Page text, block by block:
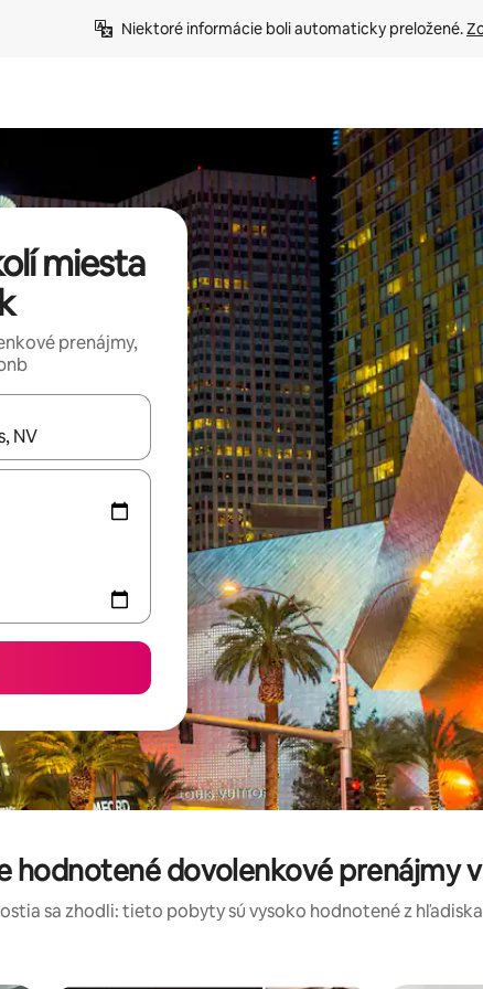
Niektoré informácie boli automaticky preložené.
miesta
prenájmy,
si ich prechádzať pomocou klávesov so šípkami nahor a
hodnotené dovolenkové prenájmy
sa zhodli: tieto pobyty sú vysoko hodnotené z